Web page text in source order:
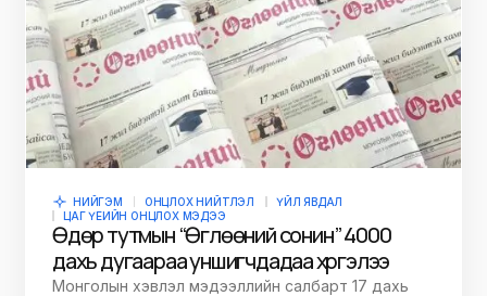
НИЙГЭМ ОНЦЛОХ НИЙТЛЭЛ
ҮЙЛ ЯВДАЛ
ЦАГ ҮЕИЙН ОНЦЛОХ МЭДЭЭ
Өдөр тутмын “Өглөөний сонин” 4000
дахь дугаараа уншигчдадаа хүргэлээ
Монголын хэвлэл мэдээллийн салбарт 17 дахь